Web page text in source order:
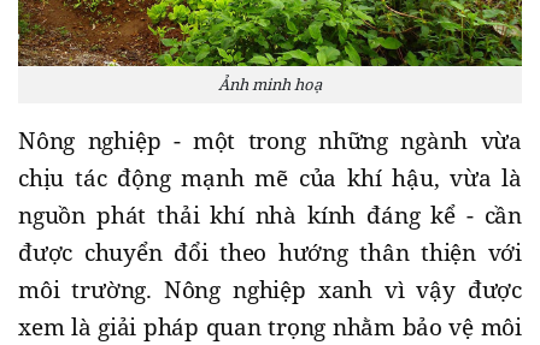
Ảnh minh hoạ
Nông nghiệp - một trong những ngành vừa
chịu tác động mạnh mẽ của khí hậu, vừa là
nguồn phát thải khí nhà kính đáng kể - cần
được chuyển đổi theo hướng thân thiện với
môi trường. Nông nghiệp xanh vì vậy được
xem là giải pháp quan trọng nhằm bảo vệ môi